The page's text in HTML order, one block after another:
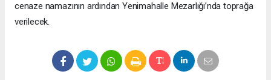
cenaze namazının ardından Yenimahalle Mezarlığı’nda toprağa
verilecek.